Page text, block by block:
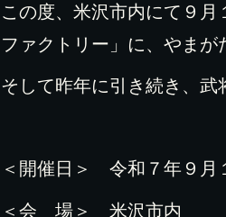
この度、米沢市内にて９月
ファクトリー」に、やまが
そして昨年に引き続き、武
＜開催日＞ 令和７年９月
＜会 場＞ 米沢市内